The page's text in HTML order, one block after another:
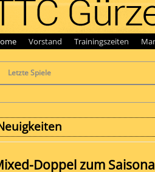
Vorstand Trainingszeiten
Letzte Spiele
Doppel zum